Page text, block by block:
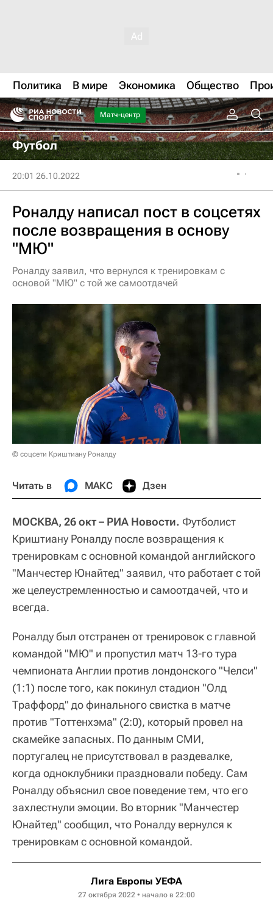
Политика В мире Экономика Общество
Матч-центр
Футбол
20:01 26.10.2022
Роналду написал пост в соцсетях
после возвращения в основу
"МЮ"
Роналду заявил, что вернулся к тренировкам с
основой "МЮ" с той же самоотдачей
© соцсети Криштиану Роналду
Читать в МАКС Дзен
МОСКВА, 26 окт – РИА Новости. Футболист
Криштиану Роналду после возвращения к
тренировкам с основной командой английского
"Манчестер Юнайтед" заявил, что работает с той
же целеустремленностью и самоотдачей, что и
всегда.
Роналду был отстранен от тренировок с главной
командой "МЮ" и пропустил матч 13-го тура
чемпионата Англии против лондонского "Челси"
(1:1) после того, как покинул стадион "Олд
Траффорд" до финального свистка в матче
против "Тоттенхэма" (2:0), который провел на
скамейке запасных. По данным СМИ,
португалец не присутствовал в раздевалке,
когда одноклубники праздновали победу. Сам
Роналду объяснил свое поведение тем, что его
захлестнули эмоции. Во вторник "Манчестер
Юнайтед" сообщил, что Роналду вернулся к
тренировкам с основной командой.
Лига Европы УЕФА
27 октября 2022 • начало в 22:00